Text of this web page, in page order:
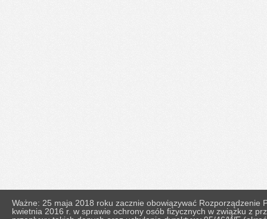
Ważne: 25 maja 2018 roku zacznie obowiązywać
kwietnia 2016 r. w sprawie ochrony osób fizycznych w związku z